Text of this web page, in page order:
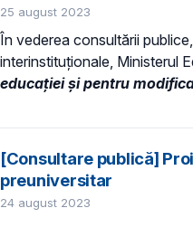
25 august 2023
În vederea consultării
interinstituționale, Ministerul
educației și pentru
[Consultare publică]
preuniversitar
24 august 2023